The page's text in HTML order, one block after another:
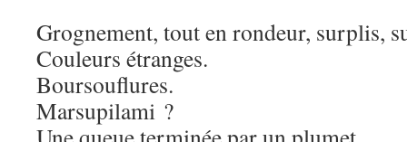
Grognement, tout en rondeur, surplis,
Couleurs étranges.
Boursouflures.
Marsupilami ?